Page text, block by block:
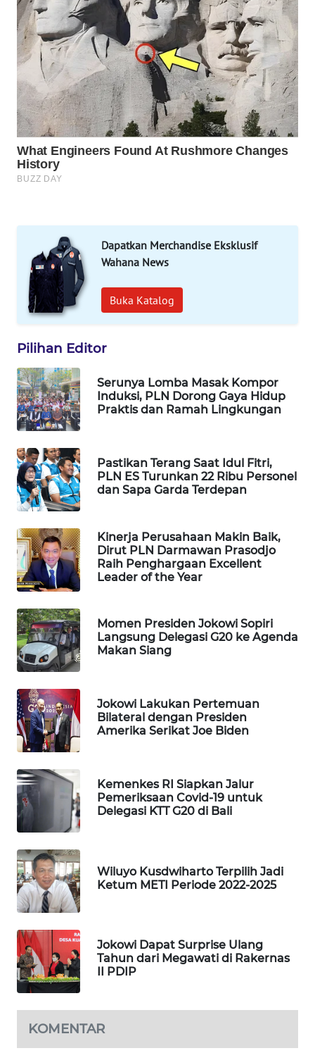
Dapatkan Merchandise Eksklusif
Wahana News
Buka Katalog
Pilihan Editor
Serunya Lomba Masak Kompor
Induksi, PLN Dorong Gaya Hidup
Praktis dan Ramah Lingkungan
Pastikan Terang Saat Idul Fitri,
PLN ES Turunkan 22 Ribu Personel
dan Sapa Garda Terdepan
Kinerja Perusahaan Makin Baik,
Dirut PLN Darmawan Prasodjo
Raih Penghargaan Excellent
Leader of the Year
Momen Presiden Jokowi Sopiri
Langsung Delegasi G20 ke Agenda
Makan Siang
Jokowi Lakukan Pertemuan
Bilateral dengan Presiden
Amerika Serikat Joe Biden
Kemenkes RI Siapkan Jalur
Pemeriksaan Covid-19 untuk
Delegasi KTT G20 di Bali
Wiluyo Kusdwiharto Terpilih Jadi
Ketum METI Periode 2022-2025
Jokowi Dapat Surprise Ulang
Tahun dari Megawati di Rakernas
II PDIP
KOMENTAR
WAHANA
INFRASTRUKTUR
WAHANA
KONSUMEN
WAHANA
LISTRIK
WAHANA
WAHANA
WAHANANEWS
ID
WAHANANEWS
CO ID
WAHANANEWS
NET
WAHANA
SPORT
WAHANA
UMKM
WAHANA
SELEB
WAHANA
WAHANA
OTOMOTIF
WAHANA
HEALTH
WAHANA
WISATA
LAPAK
WAHANA
Wahana
Network
KONSUMEN
LISTRIK
MASYARAKAT
KELISTRIKAN
ID